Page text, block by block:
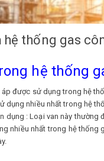
thống gas
hệ thống
áp được sử dụng trong hệ
dụng nhiều nhất trong hệ
dụng : Loại van này
nhiều nhất trong hệ